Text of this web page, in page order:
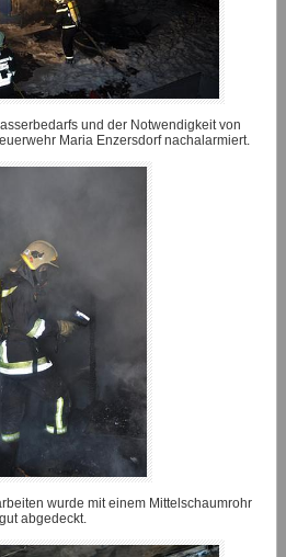
und der Notwendigkeit von
Maria Enzersdorf nachalarmiert.
wurde mit einem Mittelschaumrohr
abgedeckt.